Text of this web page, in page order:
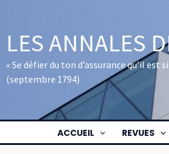
LES ANNALES
« Se défier du ton d’assurance qu’il
(septembre 1794)
ACCUEIL REVUES